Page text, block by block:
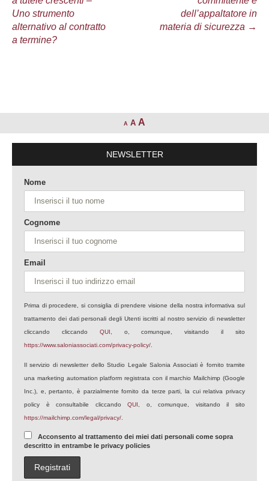
articolo
Uno strumento
alternativo al contratto
a termine?
dell’appaltatore in
materia di sicurezza →
A A A
NEWSLETTER
Nome
Cognome
Email
Prima di procedere, si consiglia di prendere visione della nostra informativa sul
trattamento dei dati personali degli Utenti iscritti al nostro servizio di newsletter
cliccando cliccando QUI , o, comunque, visitando il sito
https://www.saloniassociati.com/privacy-policy/
Il servizio di newsletter dello Studio Legale Salonia Associati è fornito tramite
una marketing automation platform registrata con il marchio Mailchimp (Google
Inc.), e, pertanto, è parzialmente fornito da terze parti, la cui relativa privacy
policy è consultabile cliccandoQUI
, o, comunque, visitando il sito
https://mailchimp.com/legal/privacy/
Acconsento al trattamento dei miei dati personali come sopra
descritto in entrambe le privacy policies